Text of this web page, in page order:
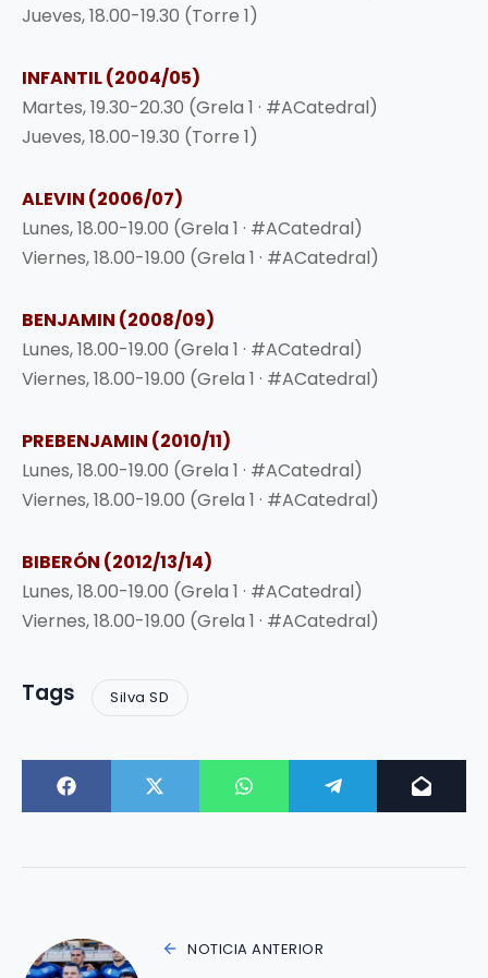
Jueves, 18.00-19.30 (Torre 1)
INFANTIL (2004/05)
Martes, 19.30-20.30 (Grela 1 · #ACatedral)
Jueves, 18.00-19.30 (Torre 1)
ALEVIN (2006/07)
Lunes, 18.00-19.00 (Grela 1 · #ACatedral)
Viernes, 18.00-19.00 (Grela 1 · #ACatedral)
BENJAMIN (2008/09)
Lunes, 18.00-19.00 (Grela 1 · #ACatedral)
Viernes, 18.00-19.00 (Grela 1 · #ACatedral)
PREBENJAMIN (2010/11)
Lunes, 18.00-19.00 (Grela 1 · #ACatedral)
Viernes, 18.00-19.00 (Grela 1 · #ACatedral)
BIBERÓN (2012/13/14)
Lunes, 18.00-19.00 (Grela 1 · #ACatedral)
Viernes, 18.00-19.00 (Grela 1 · #ACatedral)
Tags Silva SD
NOTICIA ANTERIOR